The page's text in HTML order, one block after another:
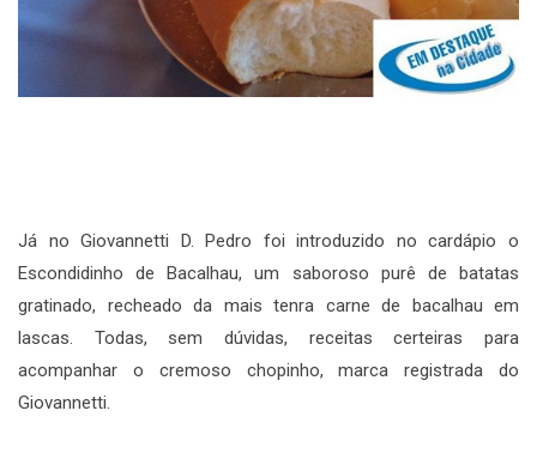
Já no Giovannetti D. Pedro foi introduzido no cardápio o
Escondidinho de Bacalhau, um saboroso purê de batatas
gratinado, recheado da mais tenra carne de bacalhau em
lascas. Todas, sem dúvidas, receitas certeiras para
acompanhar o cremoso chopinho, marca registrada do
Giovannetti.